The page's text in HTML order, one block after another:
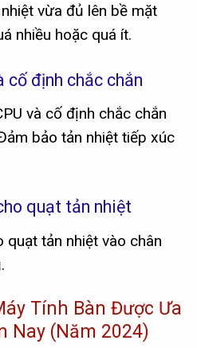
vừa đủ lên bề mặt
nhiều hoặc quá ít.
cố định chắc chắn
và cố định chắc chắn
bảo tản nhiệt tiếp xúc
quạt tản nhiệt
quạt tản nhiệt vào chân
Tính Bàn Được Ưa
Nay (Năm 2024)